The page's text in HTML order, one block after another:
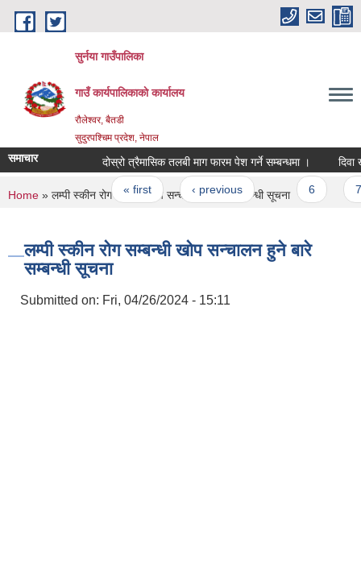
Skip to main content
सुर्नया गाउँपालिका
गाउँ कार्यपालिकाकाे कार्यालय
रौलेश्वर, बैतडी
सुदुरपश्चिम प्रदेश, नेपाल
समाचार दोस्रो त्रैमासिक तलबी माग फारम पेश गर्ने सम्बन्धमा ।
Pages
« first ‹ previous … 6 7
You are here
Home » लम्पी स्कीन रोग सम्बन्धी खोप सन्चालन हुने बारे सम्बन्धी सूचना
लम्पी स्कीन रोग सम्बन्धी खोप सन्चालन हुने बारे
सम्बन्धी सूचना
Submitted on: Fri, 04/26/2024 - 15:11